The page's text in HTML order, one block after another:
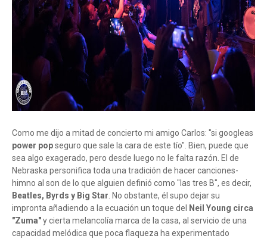
Como me dijo a mitad de concierto mi amigo Carlos: "si googleas
power popseguro que sale la cara de este tío". Bien, puede que
sea algo exagerado, pero desde luego no le falta razón. El de
Nebraska personifica toda una tradición de hacer canciones-
himno al son de lo que alguien definió como "las tres B", es decir,
Beatles, Byrds y Big Star. No obstante, él supo dejar su
impronta añadiendo a la ecuación un toque del
Neil Young circa
"Zuma"y cierta melancolía marca de la casa, al servicio de una
capacidad melódica que poca flaqueza ha experimentado